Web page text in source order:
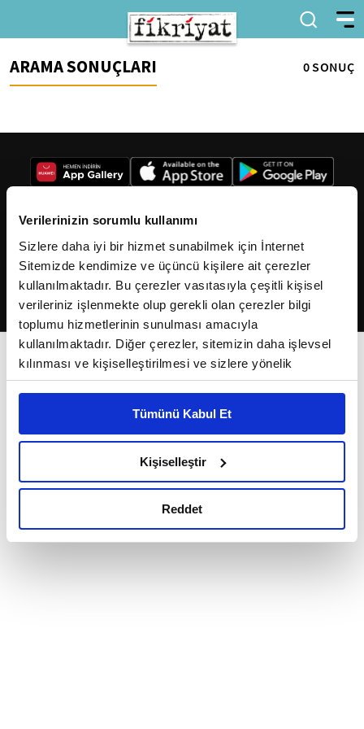
Verilerinizin sorumlu kullanımı
Sizlere daha iyi bir hizmet sunabilmek için İnternet
Sitemizde kendimize ve üçüncü kişilere ait çerezler
kullanılmaktadır. Bu çerezler vasıtasıyla çeşitli kişisel
verileriniz işlenmekte olup gerekli olan çerezler bilgi
toplumu hizmetlerinin sunulması amacıyla
kullanılmaktadır. Diğer çerezler, sitemizin daha işlevsel
kılınması ve kişiselleştirilmesi ve sizlere yönelik
reklam/pazarlama faaliyetlerinin yapılması, amaçlarıyla
Çerezlere ilişkin tercihlerinizi çerez paneli vasıtasıyla
belirleyebilirsiniz. Çerezlere ilişkin detaylı bilgi için
Ayarlar butonuna tıklayabilir,Çerez Bilgilendirme
Metnimizi ziyaret edebilirsiniz.
okumak ve sitemizi ziyaretiniz kapsamında
Tümünü Kabul Et
Kişiselleştir
Reddet
ARAMA SONUÇLARI 0 SONUÇ
2026Fikriyat. Tüm hakları saklıdır.